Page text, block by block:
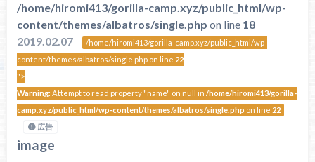
/home/hiromi413/gorilla-camp.xyz/public_html/wp-
content/themes/albatros/single.php on line 18
2019.02.07
/home/hiromi413/gorilla-camp.xyz/public_html/wp-
content/themes/albatros/single.php on line 22
">
Warning: Attempt to read property "name" on null in/home/hiromi413/gorilla-
camp.xyz/public_html/wp-content/themes/albatros/single.php on line 22
広告
image